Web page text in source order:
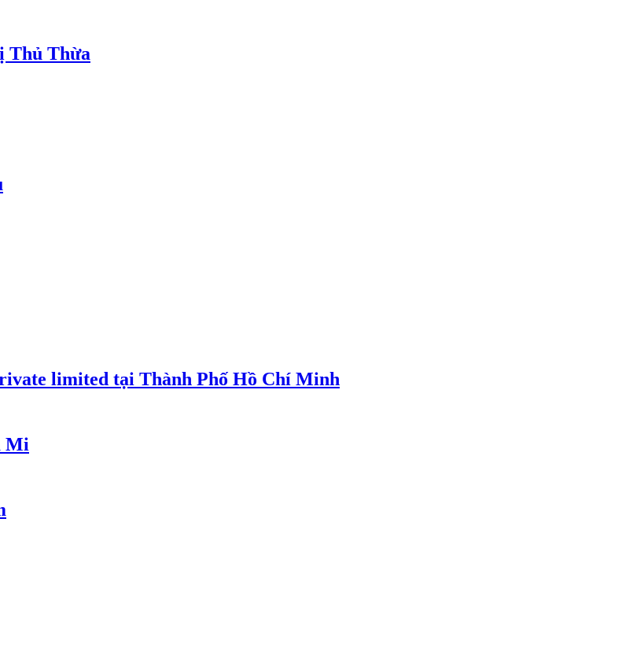
Thủ Thừa
limited tại Thành Phố Hồ Chí Minh
Mi